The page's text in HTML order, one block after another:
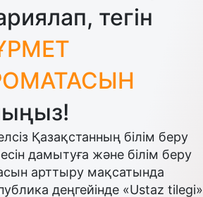
тегін
Қазақстанның білім беру
дамытуға және білім беру
арттыру мақсатында
деңгейінде «Ustaz tilegi»